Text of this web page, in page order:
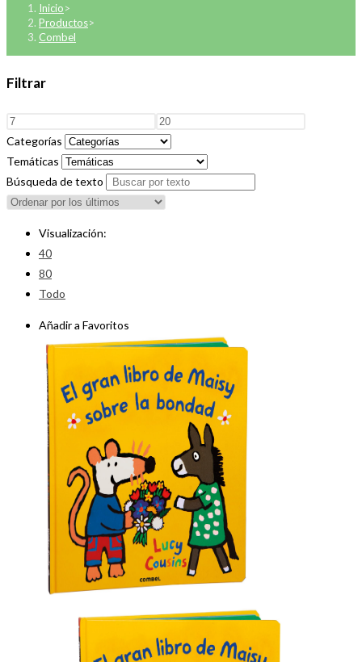
Inicio>
Productos>
Combel
Filtrar
Categorías
Temáticas
Búsqueda de texto
Visualización:
40
80
Todo
Añadir a Favoritos